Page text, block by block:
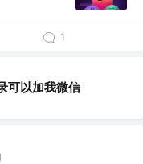
1
可以加我微信